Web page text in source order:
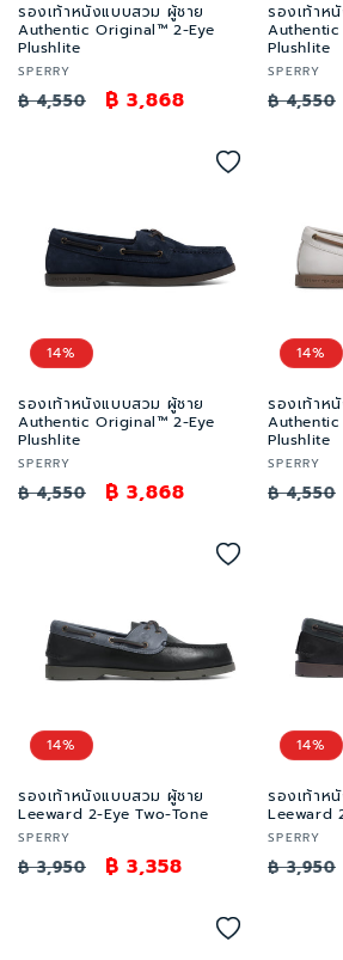
รองเท้าหนังแบบสวม ผู้ชาย
Authentic Original™ 2-Eye
Plushlite
เวน
เด
SPERRY
ราคา
฿ 4,550
ราคา
฿ 3,868
รองเท้าห
Plushlite
เวน
เด
SPERRY
ราคา
฿ 4,550
14%
รองเท้าหนังแบบสวม ผู้ชาย
Authentic Original™ 2-Eye
Plushlite
เวน
เด
SPERRY
ราคา
฿ 4,550
ราคา
฿ 3,868
14%
รองเท้าห
Plushlite
เวน
เด
SPERRY
ราคา
฿ 4,550
14%
รองเท้าหนังแบบสวม ผู้ชาย
Leeward 2-Eye Two-Tone
เวน
เด
SPERRY
ราคา
฿ 3,950
ราคา
฿ 3,358
14%
รองเท้าห
Leeward
เวน
เด
SPERRY
ราคา
฿ 3,950